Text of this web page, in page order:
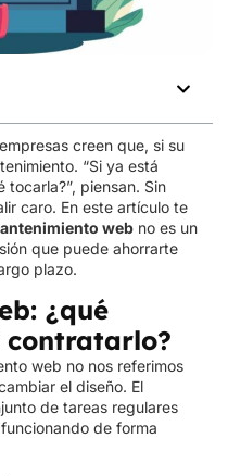
creen que, si su
“Si ya está
piensan. Sin
caro. En este artículo te
web no es un
que puede ahorrarte
plazo.
¿qué
web no nos referimos
el diseño. El
de tareas regulares
de forma